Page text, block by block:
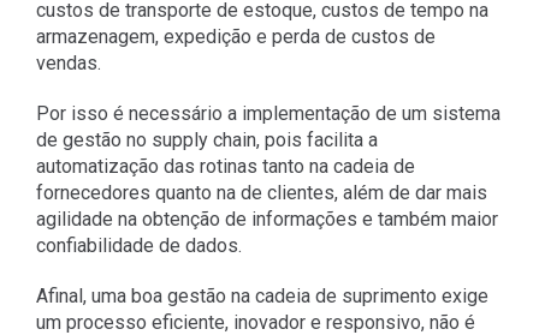
custos de transporte de estoque, custos de tempo na
armazenagem, expedição e perda de custos de
vendas.
Por isso é necessário a implementação de um sistema
de gestão no supply chain, pois facilita a
automatização das rotinas tanto na cadeia de
fornecedores quanto na de clientes, além de dar mais
agilidade na obtenção de informações e também maior
confiabilidade de dados.
Afinal, uma boa gestão na cadeia de suprimento exige
um processo eficiente, inovador e responsivo, não é